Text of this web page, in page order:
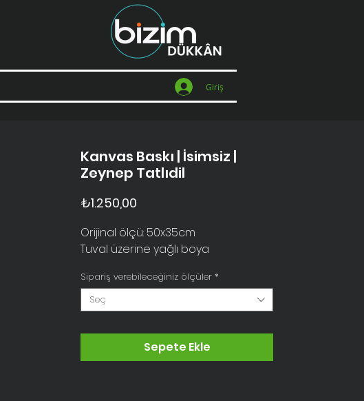
Giriş
Kanvas Baskı | İsimsiz |
Zeynep Tatlıdil
₺1.250,00
Orijinal ölçü: 50x35cm
Tuval üzerine yağlı boya
Sipariş verebileceğiniz ölçüler *
Seç
Sepete Ekle